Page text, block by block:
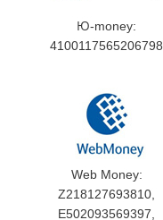
Ю-money:
4100117565206798
Web Money:
Z218127693810,
E502093569397,